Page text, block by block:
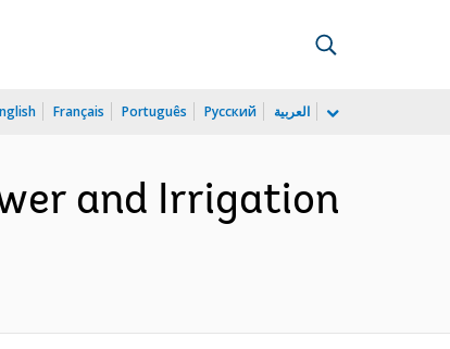
Français Português Русский العربية
and Irrigation